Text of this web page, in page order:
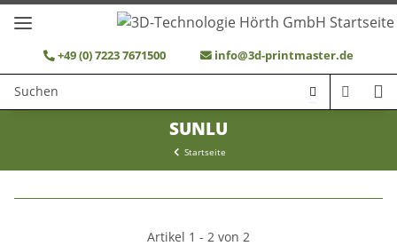
+49 (0) 7223 7671500 info@3d-printmaster.de
SUNLU
Startseite
Artikel 1 - 2 von 2